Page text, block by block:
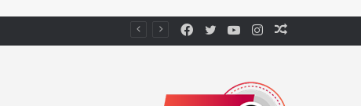
Instagram
YouTube
Twitter
Facebook